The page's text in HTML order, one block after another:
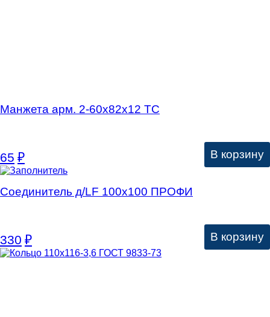
Манжета арм. 2-60х82х12 ТC
65 ₽ В корзину
Соединитель д/LF 100х100 ПРОФИ
330 ₽ В корзину